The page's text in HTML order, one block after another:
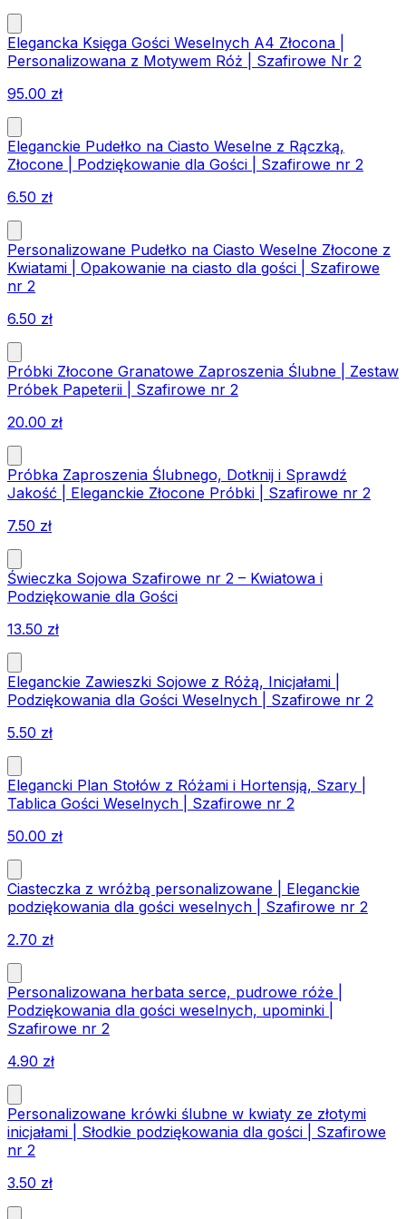
Elegancka Księga Gości Weselnych A4 Złocona |
Personalizowana z Motywem Róż | Szafirowe Nr 2
95.00 zł
Eleganckie Pudełko na Ciasto Weselne z Rączką,
Złocone | Podziękowanie dla Gości | Szafirowe nr 2
6.50 zł
Personalizowane Pudełko na Ciasto Weselne Złocone z
Kwiatami | Opakowanie na ciasto dla gości | Szafirowe
nr 2
6.50 zł
Próbki Złocone Granatowe Zaproszenia Ślubne | Zestaw
Próbek Papeterii | Szafirowe nr 2
20.00 zł
Próbka Zaproszenia Ślubnego, Dotknij i Sprawdź
Jakość | Eleganckie Złocone Próbki | Szafirowe nr 2
7.50 zł
Świeczka Sojowa Szafirowe nr 2 – Kwiatowa i
Podziękowanie dla Gości
13.50 zł
Eleganckie Zawieszki Sojowe z Różą, Inicjałami |
Podziękowania dla Gości Weselnych | Szafirowe nr 2
5.50 zł
Elegancki Plan Stołów z Różami i Hortensją, Szary |
Tablica Gości Weselnych | Szafirowe nr 2
50.00 zł
Ciasteczka z wróżbą personalizowane | Eleganckie
podziękowania dla gości weselnych | Szafirowe nr 2
2.70 zł
Personalizowana herbata serce, pudrowe róże |
Podziękowania dla gości weselnych, upominki |
Szafirowe nr 2
4.90 zł
Personalizowane krówki ślubne w kwiaty ze złotymi
inicjałami | Słodkie podziękowania dla gości | Szafirowe
nr 2
3.50 zł